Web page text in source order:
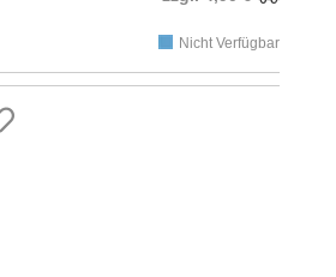
Nicht Verfügbar